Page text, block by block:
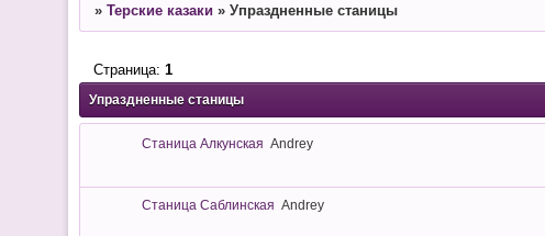
» Терские казаки » Упраздненные станицы
Упраздненные станицы
Страница: 1
Станица Алкунская Andrey
Станица Саблинская Andrey